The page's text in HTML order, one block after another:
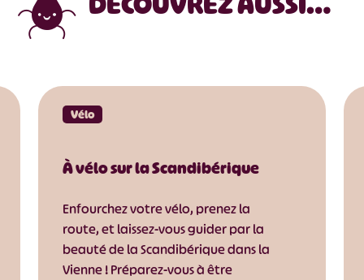
Vélo
À vélo sur la Scandibérique
Enfourchez votre vélo, prenez la
route, et laissez-vous guider par la
beauté de la Scandibérique dans la
Vienne ! Préparez-vous à être